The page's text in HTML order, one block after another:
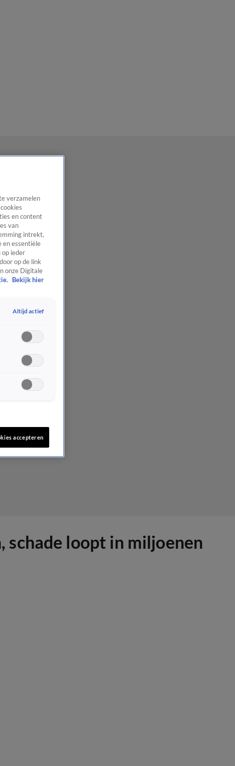
loopt in miljoenen
verzamelen
en content
van
intrekt,
en essentiële
op ieder
op de link
onze Digitale
Bekijk hier
Altijd actief
accepteren